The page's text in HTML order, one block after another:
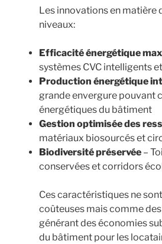
Les innovations en matière
niveaux:
Efficacité énergétique
systèmes CVC intelligents
Production énergétique
grande envergure pouvant
énergétiques du bâtiment
Gestion optimisée des
matériaux biosourcés et
Biodiversité préservée –
conservées et corridors
Ces caractéristiques ne
coûteuses mais comme
générant des économies
du bâtiment pour les